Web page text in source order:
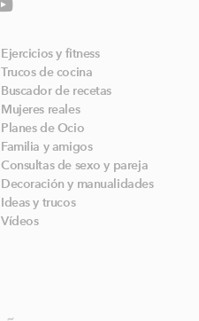
Ejercicios y fitness
Trucos de cocina
Buscador de recetas
Mujeres reales
Planes de Ocio
Familia y amigos
Consultas de sexo y pareja
Decoración y manualidades
Ideas y trucos
Vídeos